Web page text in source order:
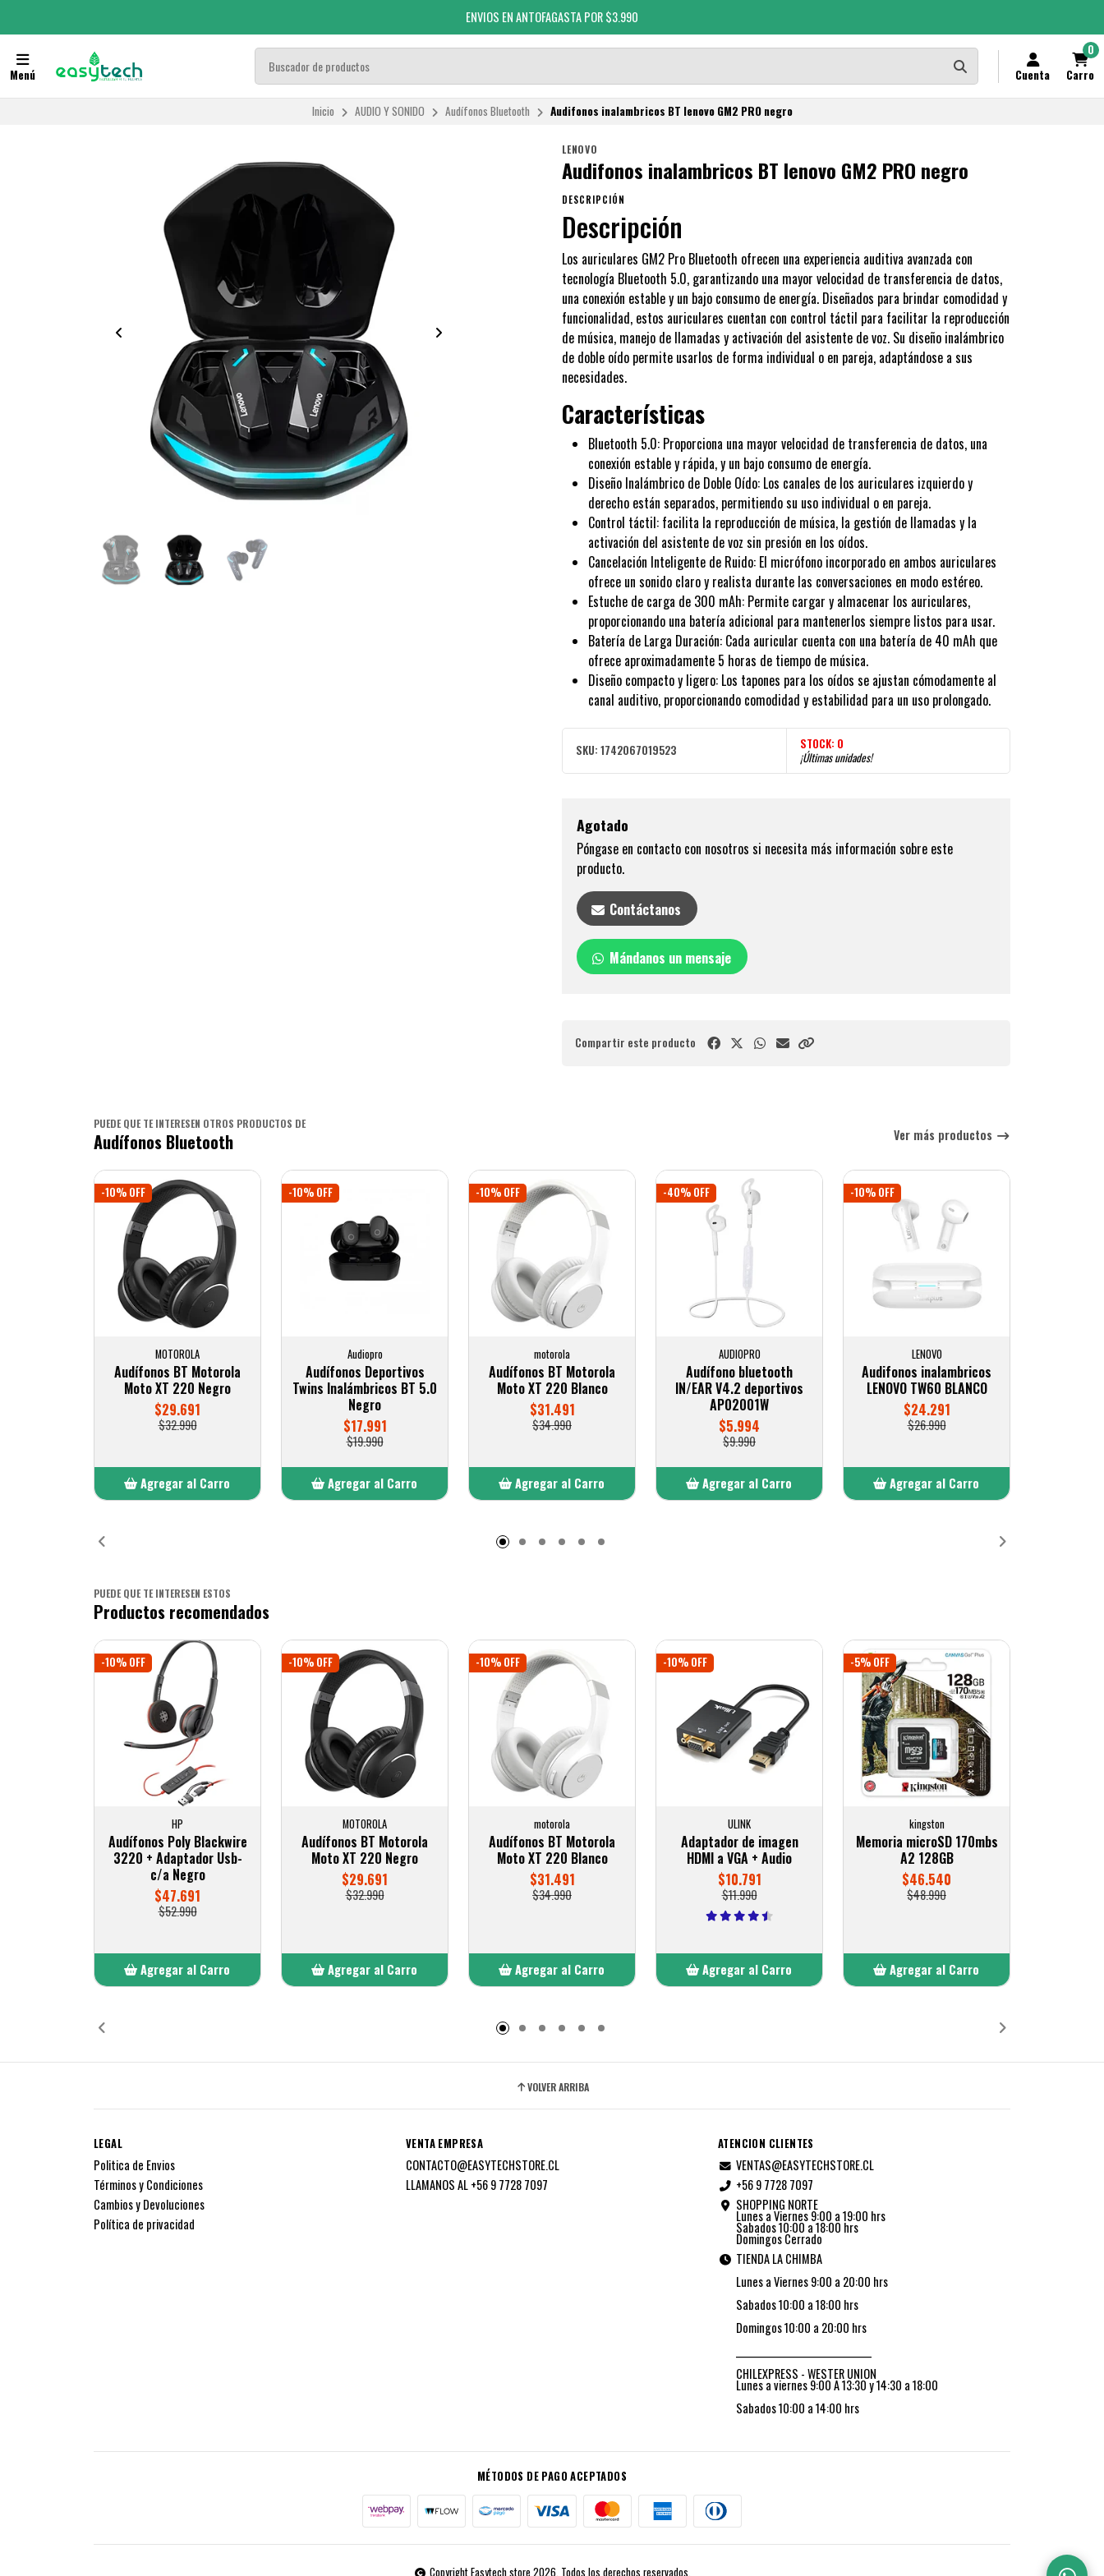
ENVIOS EN ANTOFAGASTA POR $3.990
Menú Cuenta
0
Carro
Inicio AUDIO Y SONIDO Audífonos Bluetooth Audifonos inalambricos BT lenovo GM2 PRO negro
LENOVO
Audifonos inalambricos BT lenovo GM2 PRO negro
DESCRIPCIÓN
Descripción
Los auriculares GM2 Pro Bluetooth ofrecen una experiencia auditiva avanzada con
tecnología Bluetooth 5.0, garantizando una mayor velocidad de transferencia de datos,
una conexión estable y un bajo consumo de energía. Diseñados para brindar comodidad y
funcionalidad, estos auriculares cuentan con control táctil para facilitar la reproducción
de música, manejo de llamadas y activación del asistente de voz. Su diseño inalámbrico
de doble oído permite usarlos de forma individual o en pareja, adaptándose a sus
necesidades.
Características
Bluetooth 5.0: Proporciona una mayor velocidad de transferencia de datos, una
conexión estable y rápida, y un bajo consumo de energía.
Diseño Inalámbrico de Doble Oído: Los canales de los auriculares izquierdo y
derecho están separados, permitiendo su uso individual o en pareja.
Control táctil: facilita la reproducción de música, la gestión de llamadas y la
activación del asistente de voz sin presión en los oídos.
Cancelación Inteligente de Ruido: El micrófono incorporado en ambos auriculares
ofrece un sonido claro y realista durante las conversaciones en modo estéreo.
Estuche de carga de 300 mAh: Permite cargar y almacenar los auriculares,
proporcionando una batería adicional para mantenerlos siempre listos para usar.
Batería de Larga Duración: Cada auricular cuenta con una batería de 40 mAh que
ofrece aproximadamente 5 horas de tiempo de música.
Diseño compacto y ligero: Los tapones para los oídos se ajustan cómodamente al
canal auditivo, proporcionando comodidad y estabilidad para un uso prolongado.
SKU: 1742067019523 STOCK: 0
¡Últimas unidades!
Agotado
Póngase en contacto con nosotros si necesita más información sobre este
producto.
Contáctanos
Mándanos un mensaje
Compartir este producto
PUEDE QUE TE INTERESEN OTROS PRODUCTOS DE
Audífonos Bluetooth Ver más productos
-10% OFF
MOTOROLA
Audífonos BT Motorola
Moto XT 220 Negro
$29.691
$32.990
Agregar al Carro
-10% OFF
Audiopro
Audífonos Deportivos
Twins Inalámbricos BT 5.0
Negro
$17.991
$19.990
Agregar al Carro
-10% OFF
motorola
Audífonos BT Motorola
Moto XT 220 Blanco
$31.491
$34.990
Agregar al Carro
-40% OFF
AUDIOPRO
Audífono bluetooth
IN/EAR V4.2 deportivos
AP02001W
$5.994
$9.990
Agregar al Carro
-10% OFF
LENOVO
Audifonos inalambricos
LENOVO TW60 BLANCO
$24.291
$26.990
Agregar al Carro
PUEDE QUE TE INTERESEN ESTOS
Productos recomendados
-10% OFF
HP
Audífonos Poly Blackwire
3220 + Adaptador Usb-
c/a Negro
$47.691
$52.990
Agregar al Carro
-10% OFF
MOTOROLA
Audífonos BT Motorola
Moto XT 220 Negro
$29.691
$32.990
Agregar al Carro
-10% OFF
motorola
Audífonos BT Motorola
Moto XT 220 Blanco
$31.491
$34.990
Agregar al Carro
-10% OFF
ULINK
Adaptador de imagen
HDMI a VGA + Audio
$10.791
$11.990
Agregar al Carro
-5% OFF
kingston
Memoria microSD 170mbs
A2 128GB
$46.540
$48.990
Agregar al Carro
VOLVER ARRIBA
LEGAL
Politica de Envios
Términos y Condiciones
Cambios y Devoluciones
Política de privacidad
VENTA EMPRESA
CONTACTO@EASYTECHSTORE.CL
LLAMANOS AL +56 9 7728 7097
ATENCION CLIENTES
VENTAS@EASYTECHSTORE.CL
+56 9 7728 7097
SHOPPING NORTE
Lunes a Viernes 9:00 a 19:00 hrs
Sabados 10:00 a 18:00 hrs
Domingos Cerrado
TIENDA LA CHIMBA
Lunes a Viernes 9:00 a 20:00 hrs
Sabados 10:00 a 18:00 hrs
Domingos 10:00 a 20:00 hrs
CHILEXPRESS - WESTER UNION
Lunes a viernes 9:00 A 13:30 y 14:30 a 18:00
Sabados 10:00 a 14:00 hrs
MÉTODOS DE PAGO ACEPTADOS
Copyright Easytech store 2026. Todos los derechos reservados.